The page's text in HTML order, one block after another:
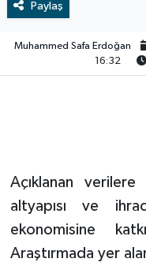
Paylaş
Muhammed Safa Erdoğan
16:32
Açıklanan
altyapısı ve
ekonomisine
Araştırmada yer